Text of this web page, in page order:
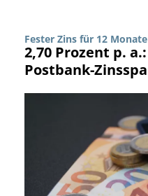
Fester Zins für 12 Monate
2,70 Prozent p.
Postbank-